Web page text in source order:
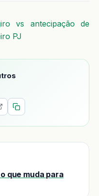
vs antecipação de
PJ
que muda para